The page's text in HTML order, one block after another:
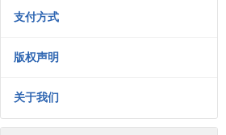
支付方式
版权声明
关于我们